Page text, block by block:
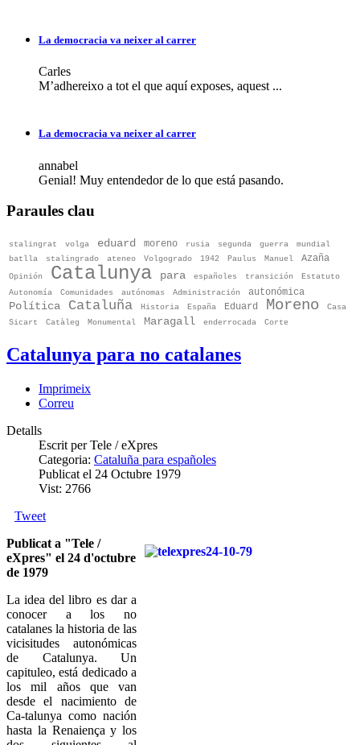
La democracia va neixer al carrer
Carles
M’adhereixo a tot el que aquí exposes, aquest ...
La democracia va neixer al carrer
annabel
Genial! Muy entendedor de lo que está pasando.
Paraules clau
stalingrat volga eduard moreno rusia segunda guerra
mundial
batlla
stalingrado ateneo Volgogrado 1942 Paulus Manuel Azaña
Opinión Catalunya para españoles transición
Estatuto
Autonomía
Comunidades autónomas Administración autonómica
Política Cataluña Historia España Eduard Moreno
Casa
Sicart
Catàleg Monumental Maragall enderrocada Corte
Catalunya para no catalanes
Imprimeix
Correu
Detalls
Escrit per Tele / eXpres
Categoria: Cataluña para españoles
Publicat el 24 Octubre 1979
Vist: 2766
Tweet
Publicat a "Tele /
eXpres" el 24 d'octubre
de 1979
La idea del libro es dar a
conocer a los no
catalanes la historia de las
vicisitudes autonómicas
de Catalunya. Un
capituleo, está dedicado a
los mil años que van
desde el nacimiento de
Ca-talunya como nación
hasta la Renaiença y los